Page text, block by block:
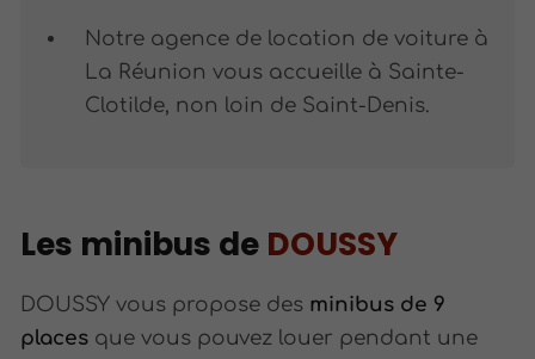
Notre agence de location de voiture à
La Réunion vous accueille à Sainte-
Clotilde, non loin de Saint-Denis.
Les minibus de DOUSSY
DOUSSY vous propose des minibus de 9
places que vous pouvez louer pendant une